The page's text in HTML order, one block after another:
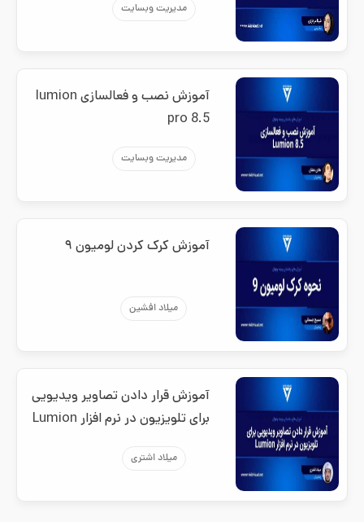
مدیریت وبسایت
آموزش نصب و فعالسازی lumion
pro 8.5
مدیریت وبسایت
آموزش کرک کردن لومیون ۹
میلاد افشین
آموزش قرار دادن تصاویر ویدیویی
برای تلویزیون در نرم افزار Lumion
میلاد اشتری